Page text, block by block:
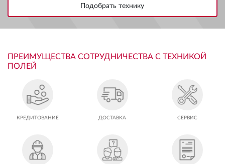
ПРЕИМУЩЕСТВА СОТРУДНИЧЕСТВА С ТЕХНИКОЙ
ПОЛЕЙ
КРЕДИТОВАНИЕ ДОСТАВКА СЕРВИС